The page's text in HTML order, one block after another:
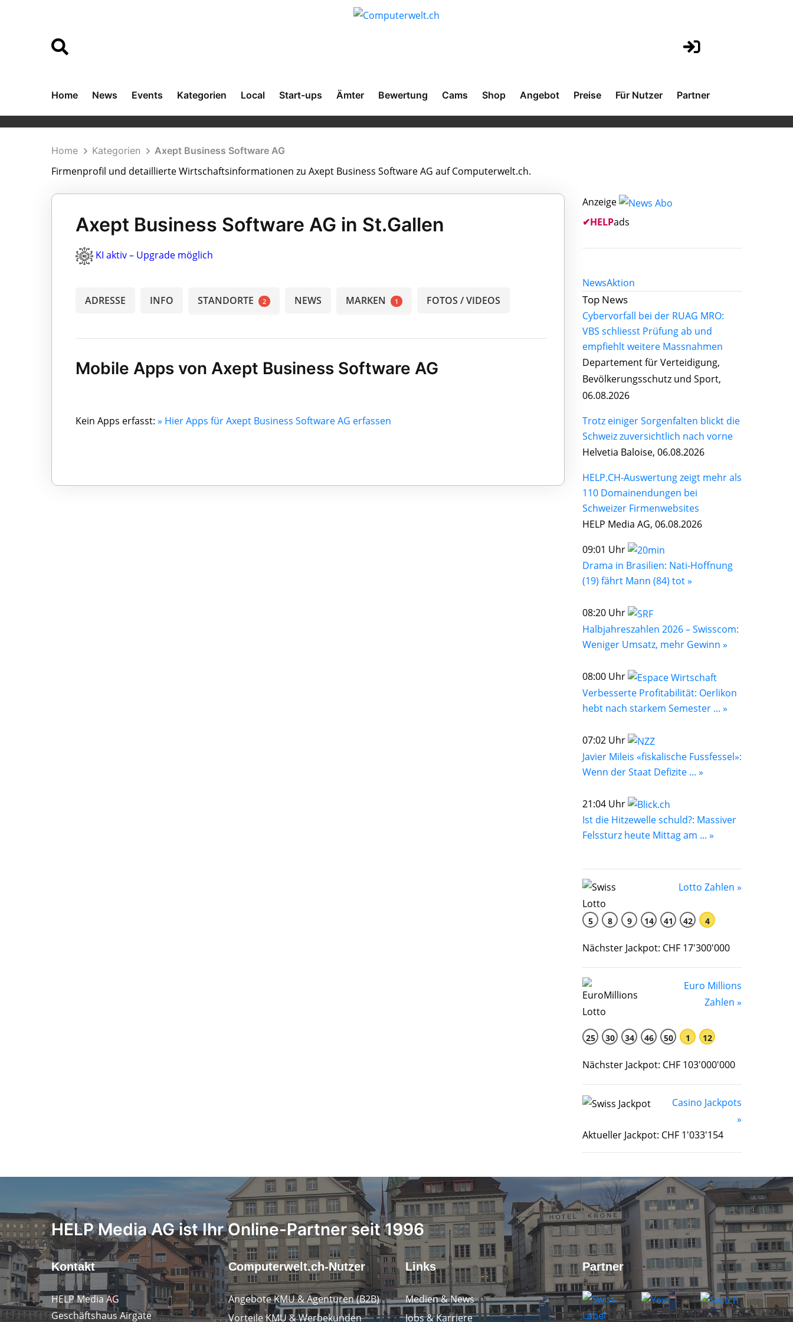
Home News Events Kategorien Local Start-ups Ämter Bewertung Cams Shop Angebot Preise Für Nutzer Partner
Home Kategorien Axept Business Software AG
Firmenprofil und detaillierte Wirtschaftsinformationen zu Axept Business Software AG auf Computerwelt.ch.
Axept Business Software AG in St.Gallen
KI aktiv – Upgrade möglich
ADRESSE INFO STANDORTE 2 NEWS MARKEN 1 FOTOS / VIDEOS
Mobile Apps von Axept Business Software AG
Kein Apps erfasst: » Hier Apps für Axept Business Software AG erfassen
Anzeige
✔HELPads
NewsAktion
Top News
Cybervorfall bei der RUAG MRO:
VBS schliesst Prüfung ab und
empfiehlt weitere Massnahmen
Departement für Verteidigung,
Bevölkerungsschutz und Sport,
06.08.2026
Trotz einiger Sorgenfalten blickt die
Schweiz zuversichtlich nach vorne
Helvetia Baloise, 06.08.2026
HELP.CH-Auswertung zeigt mehr als
110 Domainendungen bei
Schweizer Firmenwebsites
HELP Media AG, 06.08.2026
09:01 Uhr
Drama in Brasilien: Nati-Hoffnung
(19) fährt Mann (84) tot »
08:20 Uhr
Halbjahreszahlen 2026 – Swisscom:
Weniger Umsatz, mehr Gewinn »
08:00 Uhr
Verbesserte Profitabilität: Oerlikon
hebt nach starkem Semester ... »
07:02 Uhr
Javier Mileis «fiskalische Fussfessel»:
Wenn der Staat Defizite ... »
21:04 Uhr
Ist die Hitzewelle schuld?: Massiver
Felssturz heute Mittag am ... »
Lotto Zahlen »
5 8 9 14 41 42 4
Nächster Jackpot: CHF 17'300'000
Euro Millions
Zahlen »
25 30 34 46 50 1 12
Nächster Jackpot: CHF 103'000'000
Casino Jackpots
»
Aktueller Jackpot: CHF 1'033'154
HELP Media AG ist Ihr Online-Partner seit 1996
Kontakt
HELP Media AG
Geschäftshaus Airgate
Computerwelt.ch-Nutzer
Angebote KMU & Agenturen (B2B)
Vorteile KMU & Werbekunden
Links
Medien & News
Jobs & Karriere
Partner